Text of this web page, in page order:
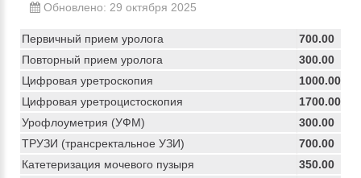
Обновлено: 29 октября 2025
Первичный прием уролога
700.00
Повторный прием уролога
300.00
Цифровая уретроскопия
1000.00
Цифровая уретроцистоскопия
1700.00
Урофлоуметрия (УФМ)
300.00
ТРУЗИ (трансректальное УЗИ)
700.00
Катетеризация мочевого пузыря
350.00